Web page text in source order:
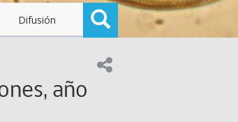
Buscar
Difusión
Compartir en:
año